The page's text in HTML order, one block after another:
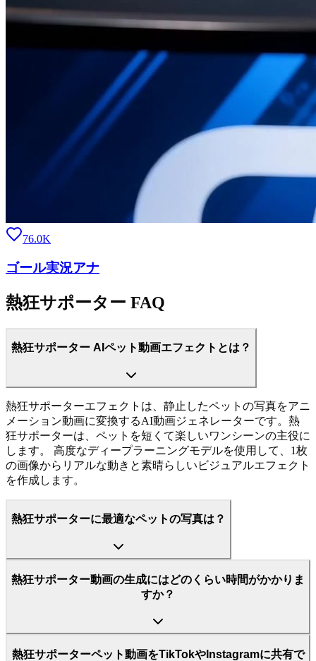
76.0K
ゴール実況アナ
熱狂サポーター FAQ
熱狂サポーター AIペット動画エフェクトとは？
熱狂サポーターエフェクトは、静止したペットの写真をアニ
メーション動画に変換するAI動画ジェネレーターです。熱
狂サポーターは、ペットを短くて楽しいワンシーンの主役に
します。 高度なディープラーニングモデルを使用して、1枚
の画像からリアルな動きと素晴らしいビジュアルエフェクト
を作成します。
熱狂サポーターに最適なペットの写真は？
熱狂サポーター動画の生成にはどのくらい時間がかかりま
すか？
熱狂サポーターペット動画をTikTokやInstagramに共有で